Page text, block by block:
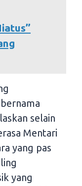
selain
Mentari
yang pas
yang